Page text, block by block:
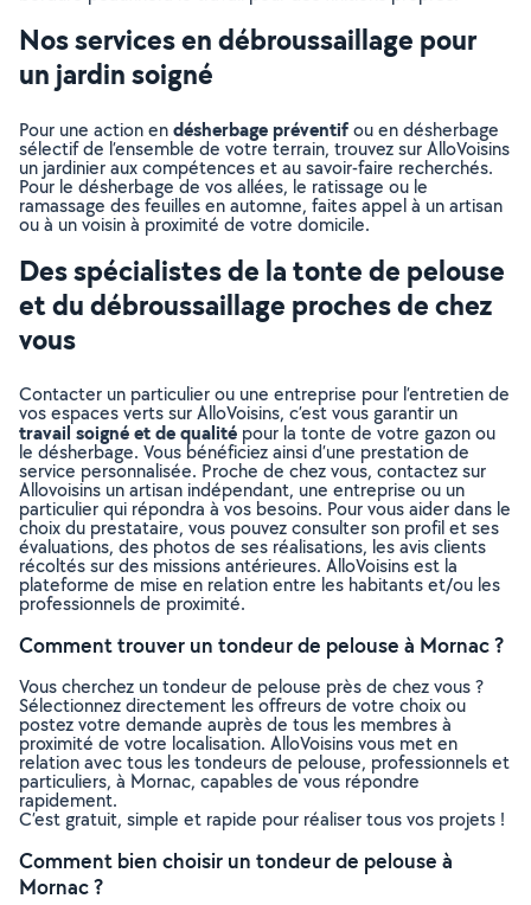
Nos services en débroussaillage pour
un jardin soigné
Pour une action endésherbage préventifou en désherbage
sélectif de l’ensemble de votre terrain, trouvez sur AlloVoisins
un jardinier aux compétences et au savoir-faire recherchés.
Pour le désherbage de vos allées, le ratissage ou le
ramassage des feuilles en automne, faites appel à un artisan
ou à un voisin à proximité de votre domicile.
Des spécialistes de la tonte de pelouse
et du débroussaillage proches de chez
vous
Contacter un particulier ou une entreprise pour l’entretien de
vos espaces verts sur AlloVoisins, c’est vous garantir un
travail soigné et de qualité pour la tonte de votre gazon ou
le désherbage. Vous bénéficiez ainsi d’une prestation de
service personnalisée. Proche de chez vous, contactez sur
Allovoisins un artisan indépendant, une entreprise ou un
particulier qui répondra à vos besoins. Pour vous aider dans le
choix du prestataire, vous pouvez consulter son profil et ses
évaluations, des photos de ses réalisations, les avis clients
récoltés sur des missions antérieures. AlloVoisins est la
plateforme de mise en relation entre les habitants et/ou les
professionnels de proximité.
Comment trouver un tondeur de pelouse à Mornac ?
Vous cherchez un tondeur de pelouse près de chez vous ?
Sélectionnez directement les offreurs de votre choix ou
postez votre demande auprès de tous les membres à
proximité de votre localisation. AlloVoisins vous met en
relation avec tous les tondeurs de pelouse, professionnels et
particuliers, à Mornac, capables de vous répondre
rapidement.
C’est gratuit, simple et rapide pour réaliser tous vos projets !
Comment bien choisir un tondeur de pelouse à
Mornac ?